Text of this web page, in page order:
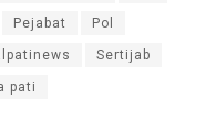
Pejabat Pol
Sertijab
pati